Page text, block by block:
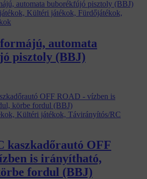
Kültéri játékok, Fürdőjátékok,
automata
pisztoly (BBJ)
Kültéri játékok, Távirányítós/RC
kaszkadőrautó OFF
is irányítható,
fordul (BBJ)